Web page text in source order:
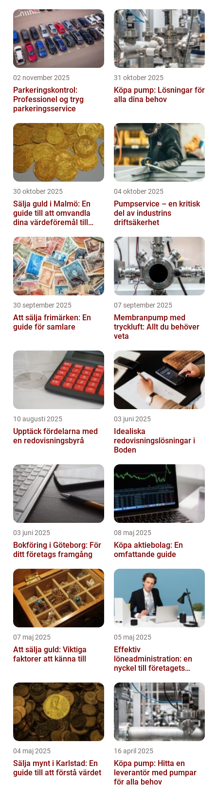
02 november 2025
Parkeringskontrol:
Professionel og tryg
parkeringsservice
31 oktober 2025
Köpa pump: Lösningar för
alla dina behov
30 oktober 2025
Sälja guld i Malmö: En
guide till att omvandla
dina värdeföremål till
04 oktober 2025
Pumpservice – en kritisk
del av industrins
driftsäkerhet
30 september 2025
Att sälja frimärken: En
guide för samlare
07 september 2025
Membranpump med
tryckluft: Allt du behöver
veta
10 augusti 2025
Upptäck fördelarna med
en redovisningsbyrå
03 juni 2025
Idealiska
redovisningslösningar i
Boden
03 juni 2025
Bokföring i Göteborg: För
ditt företags framgång
08 maj 2025
Köpa aktiebolag: En
omfattande guide
07 maj 2025
Att sälja guld: Viktiga
faktorer att känna till
05 maj 2025
Effektiv
löneadministration: en
nyckel till företagets
04 maj 2025
Sälja mynt i Karlstad: En
guide till att förstå värdet
16 april 2025
Köpa pump: Hitta en
leverantör med pumpar
för alla behov